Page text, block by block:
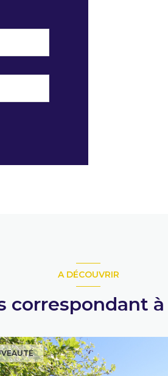
A DÉCOUVRIR
correspondant